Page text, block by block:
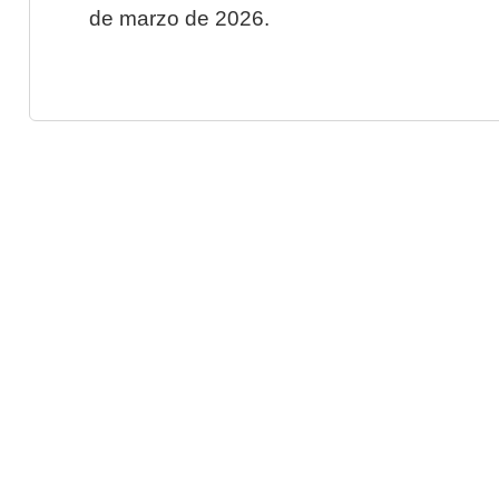
de marzo de 2026.